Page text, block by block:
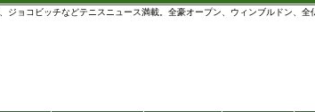
ョコビッチなどテニスニュース満載。全豪オープン、ウィンブルドン、全